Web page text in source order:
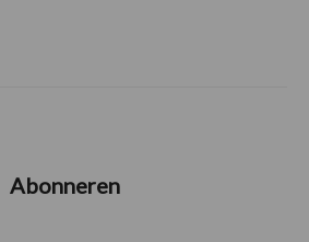
Abonneren